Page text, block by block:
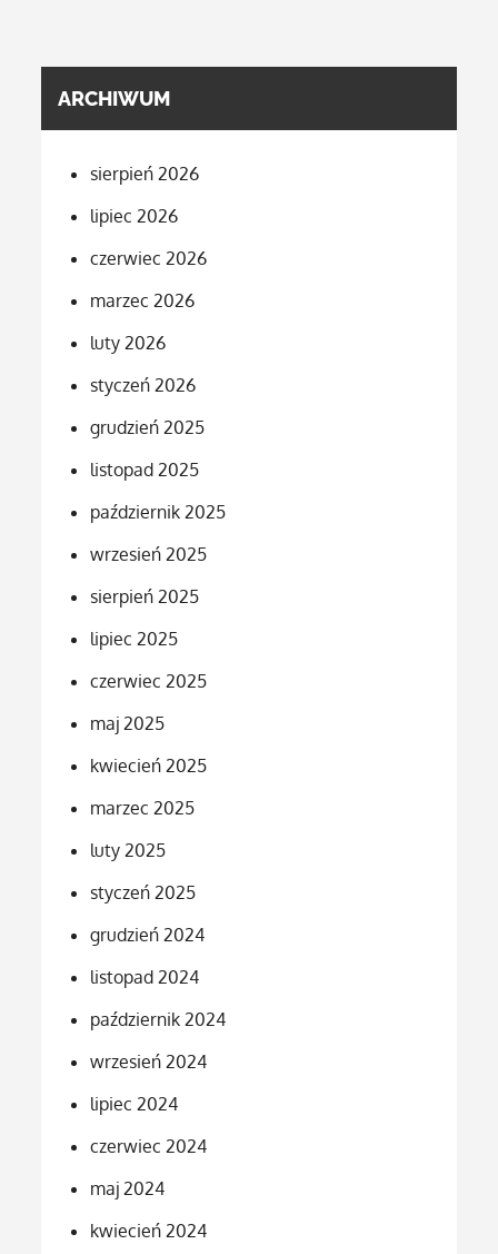
ARCHIWUM
sierpień 2026
lipiec 2026
czerwiec 2026
marzec 2026
luty 2026
styczeń 2026
grudzień 2025
listopad 2025
październik 2025
wrzesień 2025
sierpień 2025
lipiec 2025
czerwiec 2025
maj 2025
kwiecień 2025
marzec 2025
luty 2025
styczeń 2025
grudzień 2024
listopad 2024
październik 2024
wrzesień 2024
lipiec 2024
czerwiec 2024
maj 2024
kwiecień 2024